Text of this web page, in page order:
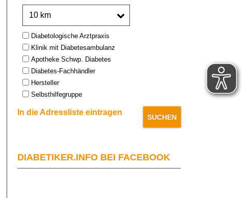
Type:Diabetologische Arztpraxis
Klinik mit Diabetesambulanz
Apotheke Schwp. Diabetes
Diabetes-Fachhändler
Hersteller
Selbsthilfegruppe
In die Adressliste eintragen
DIABETIKER.INFO BEI FACEBOOK